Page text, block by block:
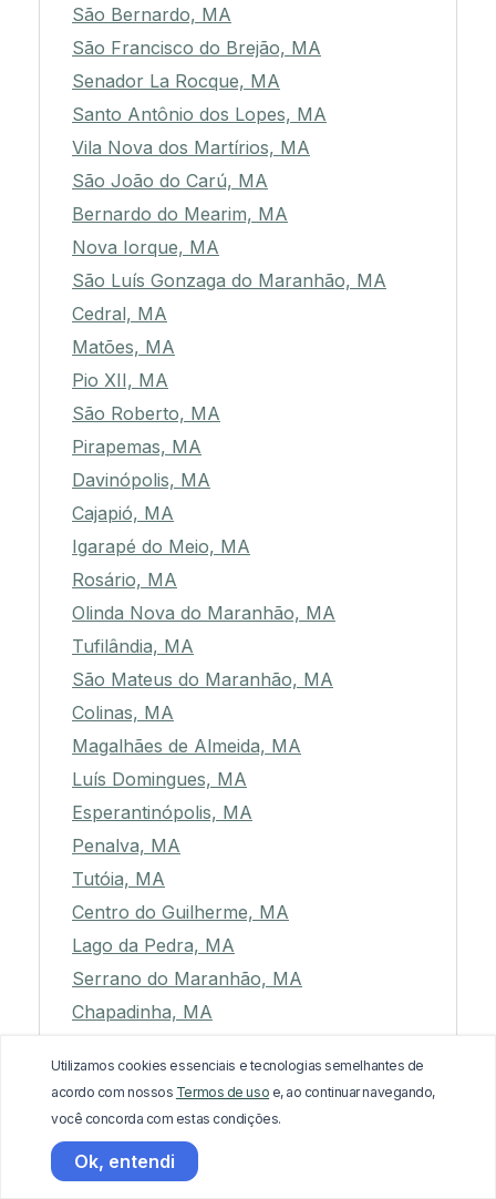
São Bernardo, MA
São Francisco do Brejão, MA
Senador La Rocque, MA
Santo Antônio dos Lopes, MA
Vila Nova dos Martírios, MA
São João do Carú, MA
Bernardo do Mearim, MA
Nova Iorque, MA
São Luís Gonzaga do Maranhão, MA
Cedral, MA
Matões, MA
Pio XII, MA
São Roberto, MA
Pirapemas, MA
Davinópolis, MA
Cajapió, MA
Igarapé do Meio, MA
Rosário, MA
Olinda Nova do Maranhão, MA
Tufilândia, MA
São Mateus do Maranhão, MA
Colinas, MA
Magalhães de Almeida, MA
Luís Domingues, MA
Esperantinópolis, MA
Penalva, MA
Tutóia, MA
Centro do Guilherme, MA
Lago da Pedra, MA
Serrano do Maranhão, MA
Chapadinha, MA
Sítio Novo, MA
São Raimundo das Mangabeiras, MA
Joselândia, MA
Utilizamos cookies essenciais e tecnologias semelhantes de
acordo com nossos Termos de uso e, ao continuar navegando,
você concorda com estas condições.
Ok, entendi